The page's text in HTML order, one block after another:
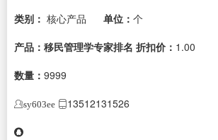
类别： 核心产品 单位： 个
产品：移民管理学专家排名 折扣价： 1.00
数量： 9999
sy603ee 13512131526